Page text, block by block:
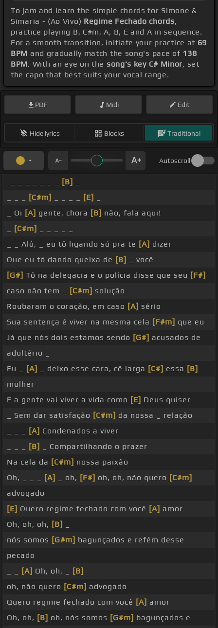
To jam and learn the simple chords for Simone &
Simaria - (Ao Vivo) Regime Fechado chords,
practice playing B, C#m, A, B, E and A in sequence.
For a smooth transition, initiate your practice at 69
BPM and gradually match the song's pace of 138
BPM. With an eye on the song's key C# Minor, set
the capo that best suits your vocal range.
PDF Midi Edit
Hide lyrics Blocks Traditional
Autoscroll
[B]
[C#m] [E]
_ Oi [A] gente, chora [B] não, fala aqui!
[C#m]
_ _ Alô, _ eu tô ligando só pra te [A] dizer
Que eu tô dando queixa de [B]
_ você
[G#] Tô na delegacia e o polícia disse que seu [F#]
caso não tem _
[C#m] solução
Roubaram o coração, em caso [A] sério
Sua sentença é viver na mesma cela [F#m] que eu
Já que nós dois estamos sendo [G#] acusados de
adultério _
Eu _
[A] _ deixo esse cara, cê larga [C#] essa [B]
mulher
E a gente vai viver a vida como [E] Deus quiser
_ Sem dar satisfação [C#m] da nossa _ relação
[A] Condenados a viver
[B]
_ Compartilhando o prazer
Na cela da [C#m] nossa paixão
Oh, _ _ _
[A] _ oh, [F#] oh, oh, não quero [C#m]
advogado
[E] Quero regime fechado com você [A] amor
Oh, oh, oh, [B]
nós somos [G#m] bagunçados e refém desse
pecado
[A] Oh, oh, _
[B]
oh, não quero [C#m] advogado
Quero regime fechado com você [A] amor
Oh, oh, [B] oh, nós somos [G#m] bagunçados e